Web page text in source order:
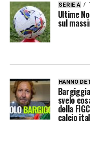
presenza di una
vantaggiosa.
escluso che il
crescita del
prosieguo della
In conclusione,
SERIE A
Ultime
sul
HANNO
svelo
della
calcio